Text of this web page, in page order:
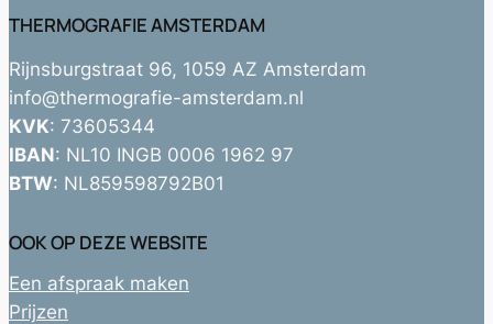
THERMOGRAFIE AMSTERDAM
Rijnsburgstraat 96, 1059 AZ Amsterdam
info@thermografie-amsterdam.nl
KVK: 73605344
IBAN: NL10 INGB 0006 1962 97
BTW: NL859598792B01
OOK OP DEZE WEBSITE
Een afspraak maken
Prijzen